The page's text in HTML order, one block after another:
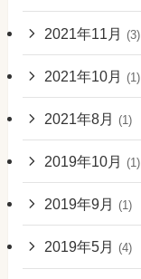
2021年11月 (3)
2021年10月 (1)
2021年8月 (1)
2019年10月 (1)
2019年9月 (1)
2019年5月 (4)